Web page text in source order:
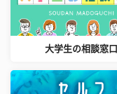
大学生の相談窓口